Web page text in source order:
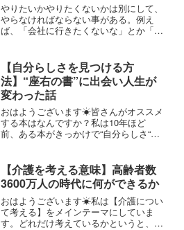
やりたいかやりたくないかは別にして、
やらなければならない事がある。例え
ば、「会社に行きたくないな」とか「あ
ても、決められた事であれば必ず実行し
ますよね。どうせ避けられないのなら、
開き直ると気が楽になりますよ！
【自分らしさを見つける方
法】“座右の書”に出会い人生が
変わった話
おはようございます☀皆さんがオススメ
する本はなんですか？私は10年ほど
前、ある本がきっかけで“自分らしさ“が
この本が【座右の書】となりました。そ
の本がビジネス書で超有名な【7つの習
慣】です！今日も良い1日を😊
【介護を考える意味】高齢者数
3600万人の時代に何ができるか
おはようございます☀私は【介護につい
て考える】をメインテーマにしていま
す。どれだけ考えているかというと、例